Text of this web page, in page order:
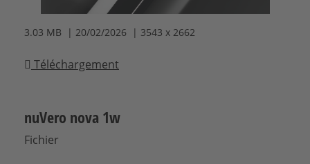
3.03 MB | 20/02/2026 | 3543 x 2662
Téléchargement
nuVero nova 1w
Fichier